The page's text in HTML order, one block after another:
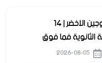
شركة نيوم للهيدروجين الأخضر | 14
فما فوق